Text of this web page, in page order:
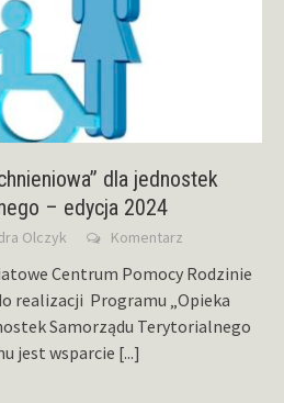
dla jednostek
– edycja 2024
Olczyk Komentarz
Centrum Pomocy Rodzinie
realizacji Programu „Opieka
Samorządu Terytorialnego
jest wsparcie [...]